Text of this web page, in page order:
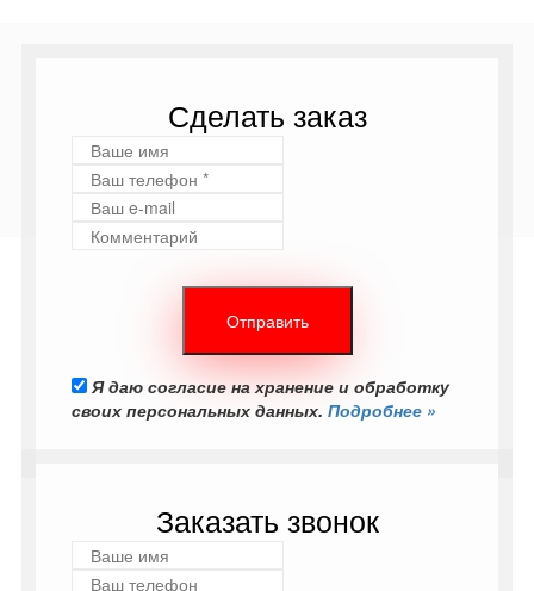
Сделать заказ
Я даю согласие на хранение и обработку
своих персональных данных. Подробнее »
Заказать звонок